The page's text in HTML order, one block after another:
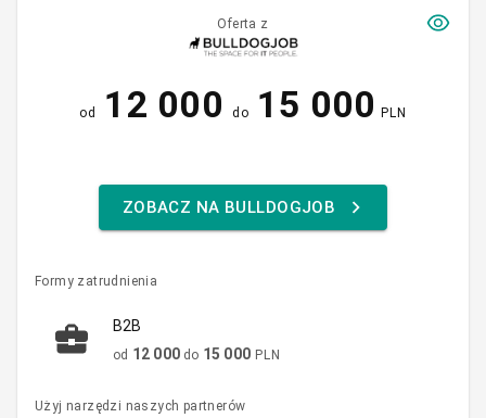
Oferta z
od 12 000 do 15 000 PLN
ZOBACZ NA BULLDOGJOB
Formy zatrudnienia
B2B
od 12 000 do 15 000 PLN
Użyj narzędzi naszych partnerów